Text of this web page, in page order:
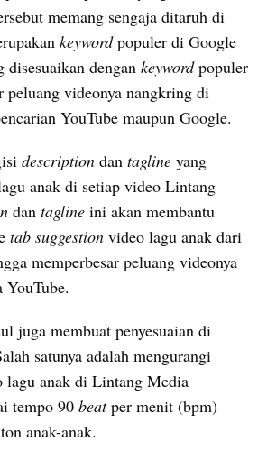
memang sengaja ditaruh di
keyword populer di Google
disesuaikan dengan keyword populer
peluang videonya nangkring di
YouTube maupun Google.
description dan tagline yang
anak di setiap video Lintang
dan tagline ini akan membantu
tab suggestion
memperbesar peluang videonya
juga membuat penyesuaian di
satunya adalah mengurangi
lagu anak di Lintang Media
tempo 90 beat per menit (bpm)
anak-anak.